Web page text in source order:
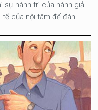
sự hành trì của hành giả
của nội tâm để đán...